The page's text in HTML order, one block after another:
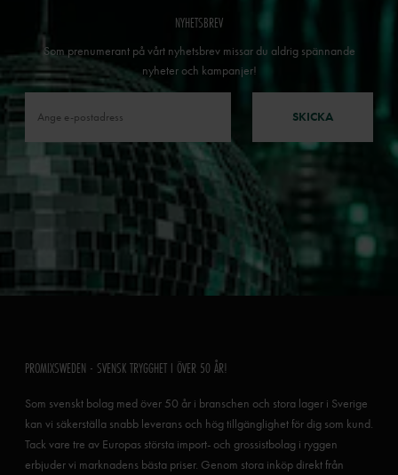
NYHETSBREV
Som prenumerant på vårt nyhetsbrev missar du aldrig spännande
nyheter och kampanjer!
SKICKA
PROMIXSWEDEN - SVENSK TRYGGHET I ÖVER 50 ÅR!
Som svenskt bolag med över 50 år i branschen och stora lager i Sverige
kan vi säkerställa snabb leverans och hög tillgänglighet för dig som kund.
Tack vare tre av Europas största import- och grossistbolag i ryggen
erbjuder vi marknadens bästa priser. Genom stora inköp direkt från